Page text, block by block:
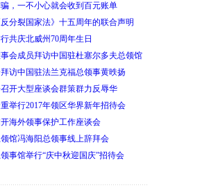
，一不小心就会收到百元账单
分裂国家法》十五周年的联合声明
共庆北威州70周年生日
会成员拜访中国驻杜塞尔多夫总领馆
访中国驻法兰克福总领事黄昳扬
开大型座谈会群策群力反辱华
举行2017年领区华界新年招待会
海外领事保护工作座谈会
馆冯海阳总领事线上辞拜会
事馆举行“庆中秋迎国庆”招待会